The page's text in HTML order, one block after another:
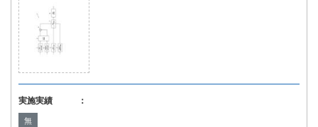
実施実績 ：
無